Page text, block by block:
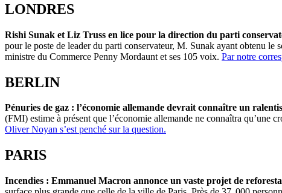
LONDRES
Rishi Sunak et Liz Truss en lice pour la direction du parti
pour le poste de leader du parti conservateur, M. Sunak ayant obtenu
ministre du Commerce Penny Mordaunt et ses 105 voix. Par notre
BERLIN
Pénuries de gaz : l’économie allemande devrait connaître un
(FMI) estime à présent que l’économie allemande ne connaîtra qu’une
Oliver Noyan s’est penché sur la question.
PARIS
Incendies : Emmanuel Macron annonce un vaste projet de